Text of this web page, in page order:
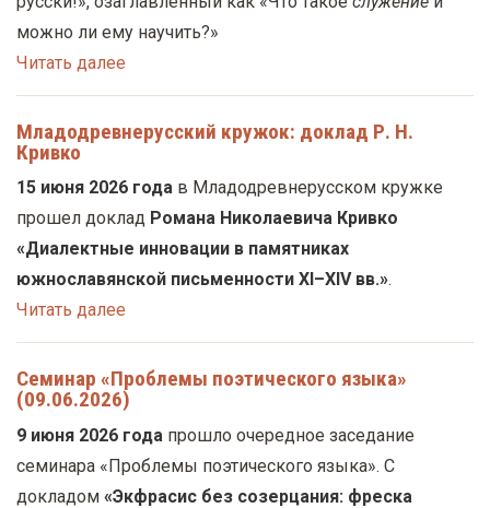
можно ли ему научить?»
Читать далее
Младодревнерусский кружок: доклад Р. Н.
Кривко
15 июня 2026 года в Младодревнерусском кружке
прошел доклад Романа Николаевича Кривко
«Диалектные инновации в памятниках
южнославянской письменности XI–XIV вв.».
Читать далее
Семинар «Проблемы поэтического языка»
(09.06.2026)
9 июня 2026 года прошло очередное заседание
семинара «Проблемы поэтического языка». С
докладом «Экфрасис без созерцания: фреска